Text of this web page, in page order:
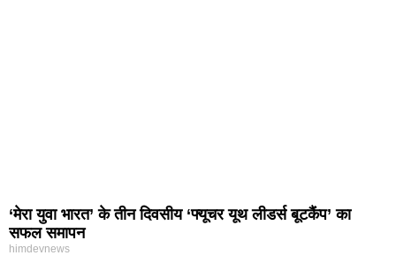
‘मेरा युवा भारत’ के तीन दिवसीय ‘फ्यूचर यूथ लीडर्स बूटकैंप’ का
सफल समापन
himdevnews